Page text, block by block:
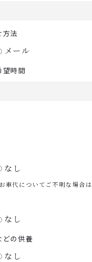
方法
メール
望時間
なし
車代についてご不明な場合
なし
の供養
なし